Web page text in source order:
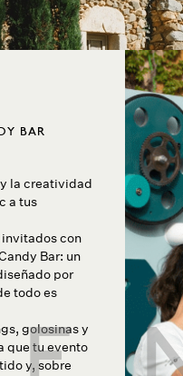
BAR
la creatividad
a tus
con
Bar: un
por
todo es
golosinas y
que tu evento
y, sobre